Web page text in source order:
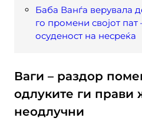
Баба Ванѓа верувала
го промени својот пат
осуденост на несреќа
Ваги – раздор
одлуките ги прави
неодлучни